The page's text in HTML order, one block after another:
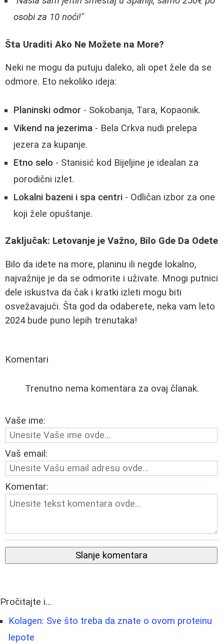
osobi za 10 noći!"
Šta Uraditi Ako Ne Možete na More?
Neki ne mogu da putuju daleko, ali opet žele da se
odmore. Eto nekoliko ideja:
Planinski odmor - Sokobanja, Tara, Kopaonik.
Vikend na jezerima - Bela Crkva nudi prelepa
jezera za kupanje.
Etno selo - Stanisić kod Bijeljine je idealan za
porodični izlet.
Lokalni bazeni i spa centri - Odličan izbor za one
koji žele opuštanje.
Zaključak: Letovanje je Važno, Bilo Gde Da Odete
Bilo da idete na more, planinu ili negde lokalno,
najvažnije je da se odmorite i uživate. Mnogi putnici
dele iskustva da čak i kratki izleti mogu biti
osvežavajući. Šta god da odaberete, neka vam leto
2024 bude puno lepih trenutaka!
Komentari
Trenutno nema komentara za ovaj članak.
Vaše ime:
Vaš email:
Komentar:
Slanje komentara
Pročitajte i...
Kolagen: Sve što treba da znate o ovom proteinu
lepote